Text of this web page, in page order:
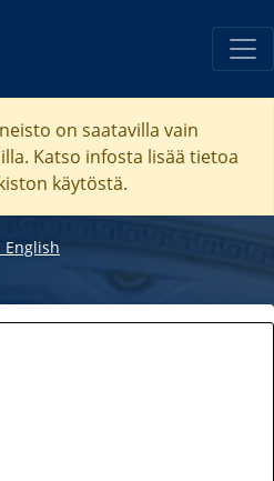
on saatavilla vain
Katso infosta lisää tietoa
käytöstä.
English